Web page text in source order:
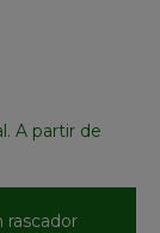
A partir de
rascador